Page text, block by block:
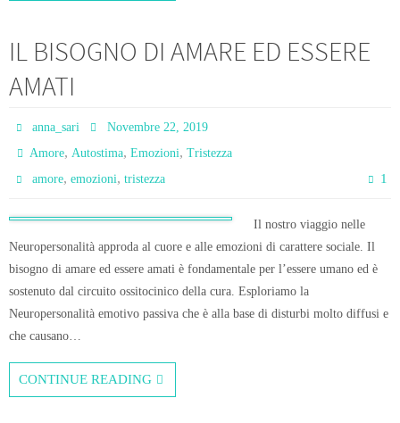
IL BISOGNO DI AMARE ED ESSERE
AMATI
anna_sari
Novembre 22, 2019
Amore, Autostima,Emozioni,Tristezza
amore,emozioni,tristezza 1
Il nostro viaggio nelle
Neuropersonalità approda al cuore e alle emozioni di carattere sociale. Il
bisogno di amare ed essere amati è fondamentale per l’essere umano ed è
sostenuto dal circuito ossitocinico della cura. Esploriamo la
Neuropersonalità emotivo passiva che è alla base di disturbi molto diffusi e
che causano…
CONTINUE READING